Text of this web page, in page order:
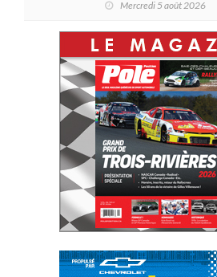
Mercredi 5 août 2026